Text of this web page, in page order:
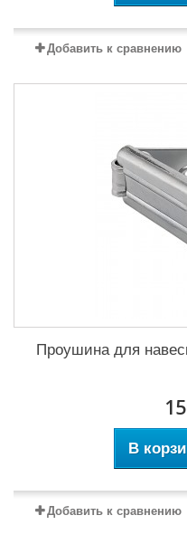
Добавить к сравнению
Проушина для
В
Добавить к сравнению